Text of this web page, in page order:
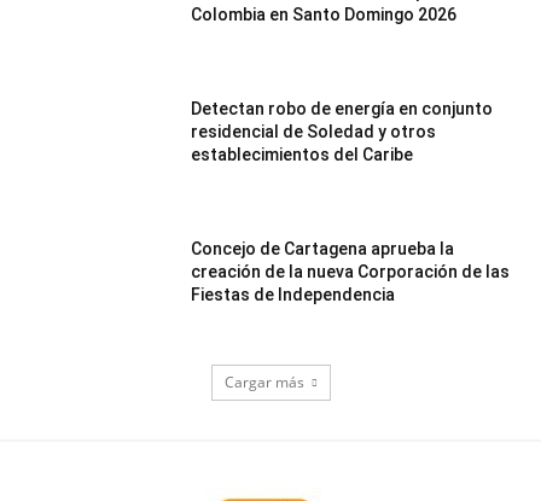
Colombia en Santo Domingo 2026
Detectan robo de energía en conjunto
residencial de Soledad y otros
establecimientos del Caribe
Concejo de Cartagena aprueba la
creación de la nueva Corporación de las
Fiestas de Independencia
Cargar más